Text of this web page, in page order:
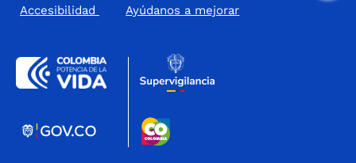
Accesibilidad
​Ayúdanos a mejorar